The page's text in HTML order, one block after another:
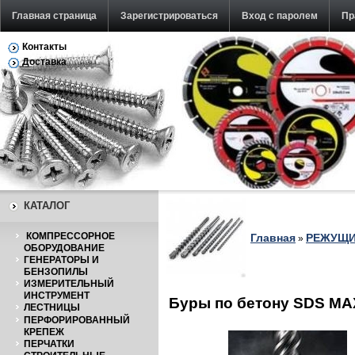
Главная страница Зарегистрироваться Вход с паролем
Обратная связь
Контакты
Доставка
КАТАЛОГ
КОМПРЕССОРНОЕ
ОБОРУДОВАНИЕ
ГЕНЕРАТОРЫ И
БЕНЗОПИЛЫ
ИЗМЕРИТЕЛЬНЫЙ
ИНСТРУМЕНТ
ЛЕСТНИЦЫ
ПЕРФОРИРОВАННЫЙ
КРЕПЕЖ
ПЕРЧАТКИ
Главная »
Буры по бетону SDS